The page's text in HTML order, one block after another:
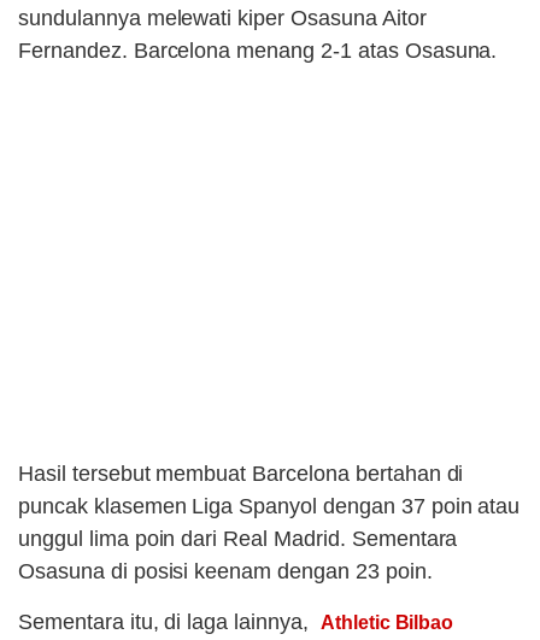
sundulannya melewati kiper Osasuna Aitor
Fernandez. Barcelona menang 2-1 atas Osasuna.
Hasil tersebut membuat Barcelona bertahan di
puncak klasemen Liga Spanyol dengan 37 poin atau
unggul lima poin dari Real Madrid. Sementara
Osasuna di posisi keenam dengan 23 poin.
Sementara itu, di laga lainnya, Athletic Bilbao